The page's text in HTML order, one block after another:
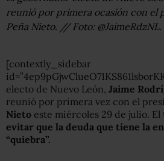
reunió por primera ocasión con el
Peña Nieto. // Foto: @JaimeRdzNL.
[contextly_sidebar
electo de Nuevo León, Jaime
reunió por primera vez con el
Nieto este miércoles 29 de julio.
evitar que la deuda que tiene la
“quiebra”.